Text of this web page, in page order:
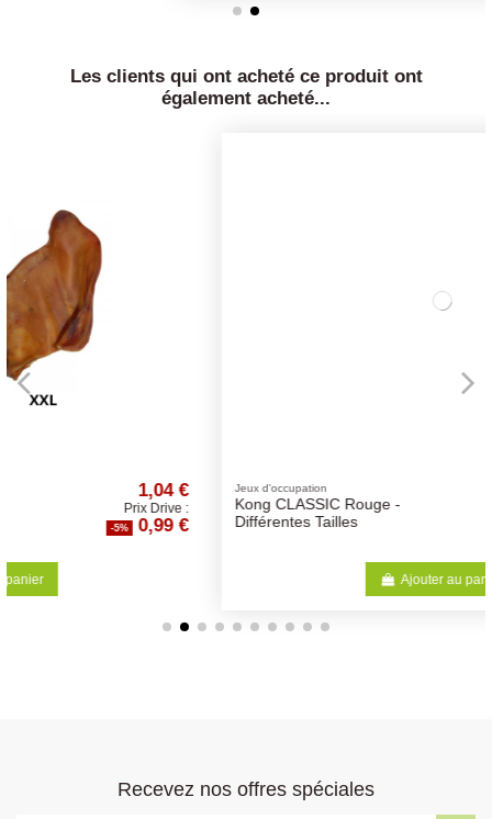
Les clients qui ont acheté ce produit ont
également acheté...
Kong CLASSIC Rouge -
Différentes Tailles
Prix Drive :
Recevez nos offres spéciales